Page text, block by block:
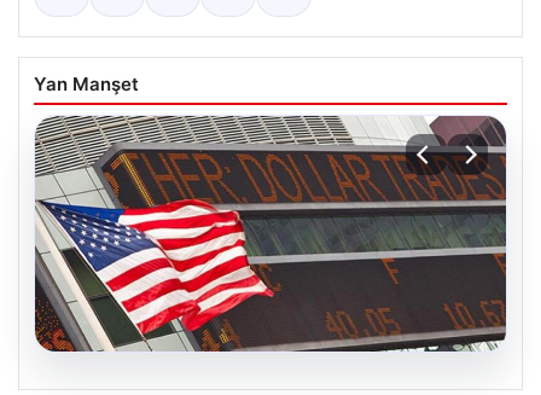
Yan Manşet
04.08.2026